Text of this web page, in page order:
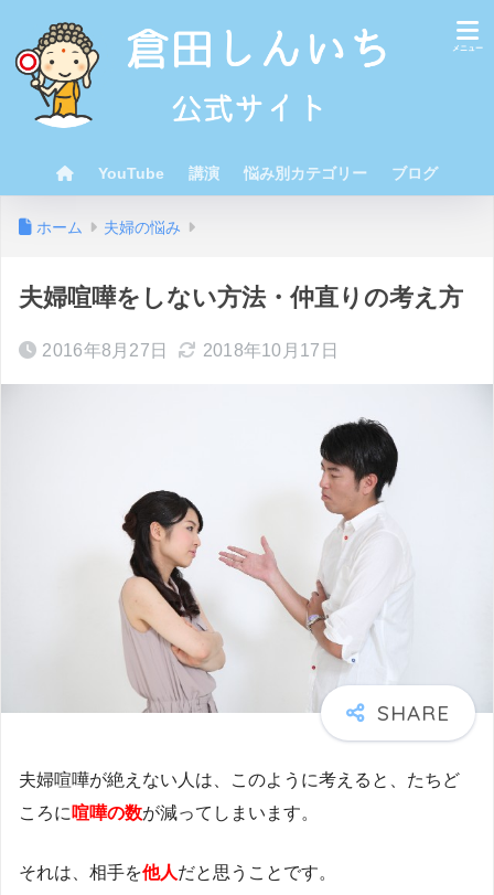
YouTube 講演 悩み別カテゴリー ブログ
ホーム 夫婦の悩み
夫婦喧嘩をしない方法・仲直りの考え方
2016年8月27日 2018年10月17日
夫婦喧嘩が絶えない人は、このように考えると、たちど
ころに 喧嘩の数が減ってしまいます。
それは、相手を他人だと思うことです。